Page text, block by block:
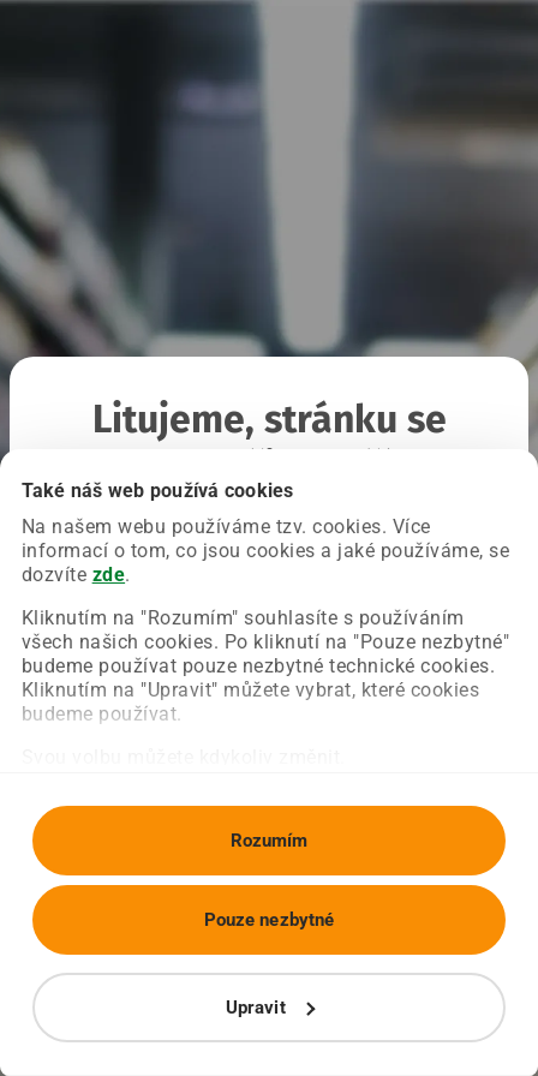
Také náš web používá cookies
Na našem webu používáme tzv. cookies. Více
informací o tom, co jsou cookies a jaké používáme, se
dozvíte zde.
Kliknutím na "Rozumím" souhlasíte s používáním
všech našich cookies. Po kliknutí na "Pouze nezbytné"
budeme používat pouze nezbytné technické cookies.
Kliknutím na "Upravit" můžete vybrat, které cookies
budeme používat.
Rozumím
Upravit
Pouze nezbytné
Litujeme, stránku se
Chyba nastala na naší straně a už ji opravujeme.
Zkuste prosím znovu načíst požadovanou stránku.
Obnovit stránku Úvodní strana